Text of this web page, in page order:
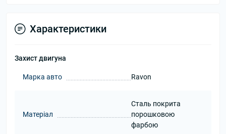
Характеристики
Захист двигуна
Марка авто Ravon
Матеріал
Сталь покрита
порошковою
фарбою